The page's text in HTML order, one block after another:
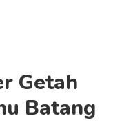
Getah
Batang